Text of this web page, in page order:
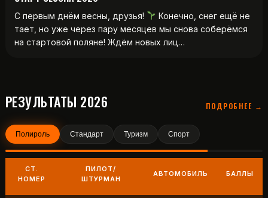
С первым днём весны, друзья!
Конечно, снег ещё не
тает, но уже через пару месяцев мы снова соберёмся
на стартовой поляне! Ждём новых лиц…
РЕЗУЛЬТАТЫ 2026 ПОДРОБНЕЕ →
Полироль Стандарт Туризм Спорт
СТ.
НОМЕР
ПИЛОТ/
ШТУРМАН
АВТОМОБИЛЬ БАЛЛЫ